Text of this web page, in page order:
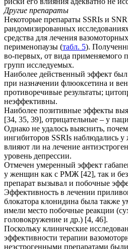
Другие препараты
Некоторые препараты SSRIs и
рандомизированных
средства для лечения
перименопаузы (табл. 5).
во-первых, от вида применяемого
групп исследуемых.
Наиболее действенный эффект
при назначении флюоксетина и
противоречивые результаты;
неэффективны.
Наиболее позитивные эффекты
[34, 35, 39], отрицательные – у
Однако не удалось выяснить,
ингибиторов SSRIs наблюдались
влияют ли на лечение
уровень депрессии.
Отмечен умеренный эффект
у женщин как с РМЖ [42], так и без
препарат вызывал и побочные
Эффективность в лечении
блокатора клонидина была также
имели место побочные реакции
головокружение и др.) [4, 46].
Поскольку клинические
эффективности терапии
неэстрогенными препаратами